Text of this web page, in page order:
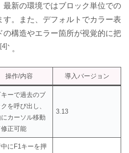
最新の環境ではブロック単位での
。また、デフォルトでカラー表
の構造やエラー箇所が視覚的に把
[4] ` 。
操作/内容 導入バージョン
キーで過去のブ
を呼び出し、
カーソル移動
修正可能
3.13
にF1キーを押